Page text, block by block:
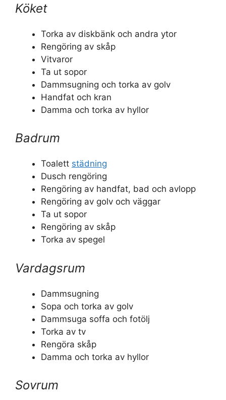
Köket
Torka av diskbänk och andra ytor
Rengöring av skåp
Vitvaror
Ta ut sopor
Dammsugning och torka av golv
Handfat och kran
Damma och torka av hyllor
Badrum
Toalett städning
Dusch rengöring
Rengöring av handfat, bad och avlopp
Rengöring av golv och väggar
Ta ut sopor
Rengöring av skåp
Torka av spegel
Vardagsrum
Dammsugning
Sopa och torka av golv
Dammsuga soffa och fotölj
Torka av tv
Rengöra skåp
Damma och torka av hyllor
Sovrum